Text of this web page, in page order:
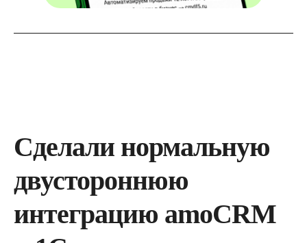
Сделали нормальную
двустороннюю
интеграцию amoCRM